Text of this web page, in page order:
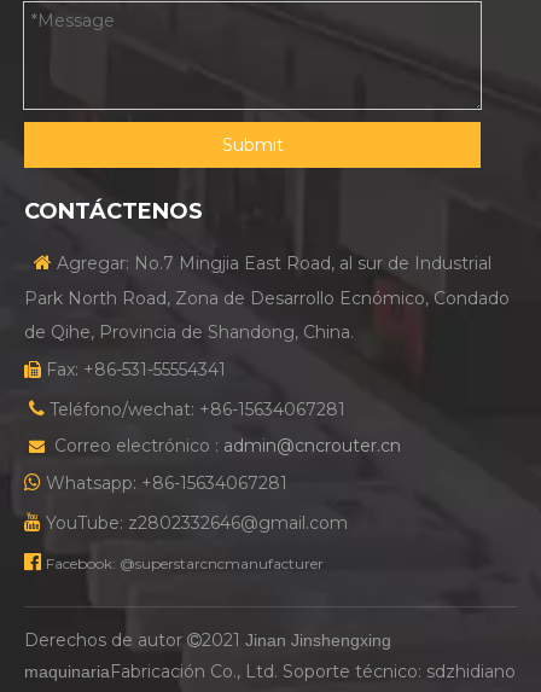
Submit
CONTÁCTENOS
 Agregar: No.7 Mingjia East Road, al sur de Industrial
Park North Road, Zona de Desarrollo Ecnómico, Condado
de Qihe, Provincia de Shandong, China.
 Fax: +86-531-55554341
 Teléfono/wechat: +86-15634067281
 Correo electrónico : admin@cncrouter.cn
 Whatsapp: +86-15634067281
 YouTube: z2802332646@gmail.com
 Facebook: @superstarcncmanufacturer
Derechos de autor 2021 Jinan Jinshengxing
maquinariaFabricación Co., Ltd. Soporte técnico: sdzhidiano